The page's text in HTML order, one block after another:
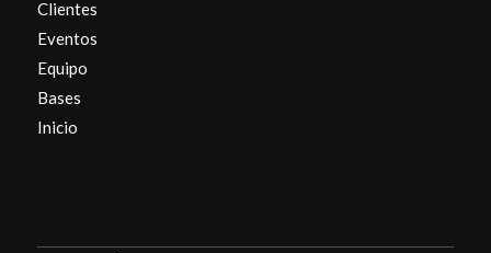
Clientes
Eventos
Equipo
Bases
Inicio